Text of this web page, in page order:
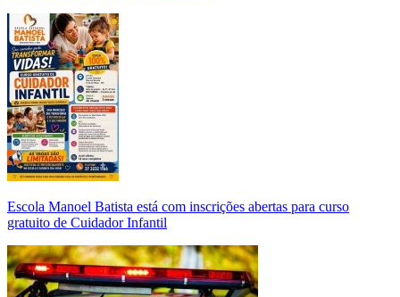
Escola Manoel Batista está com inscrições abertas para curso
gratuito de Cuidador Infantil